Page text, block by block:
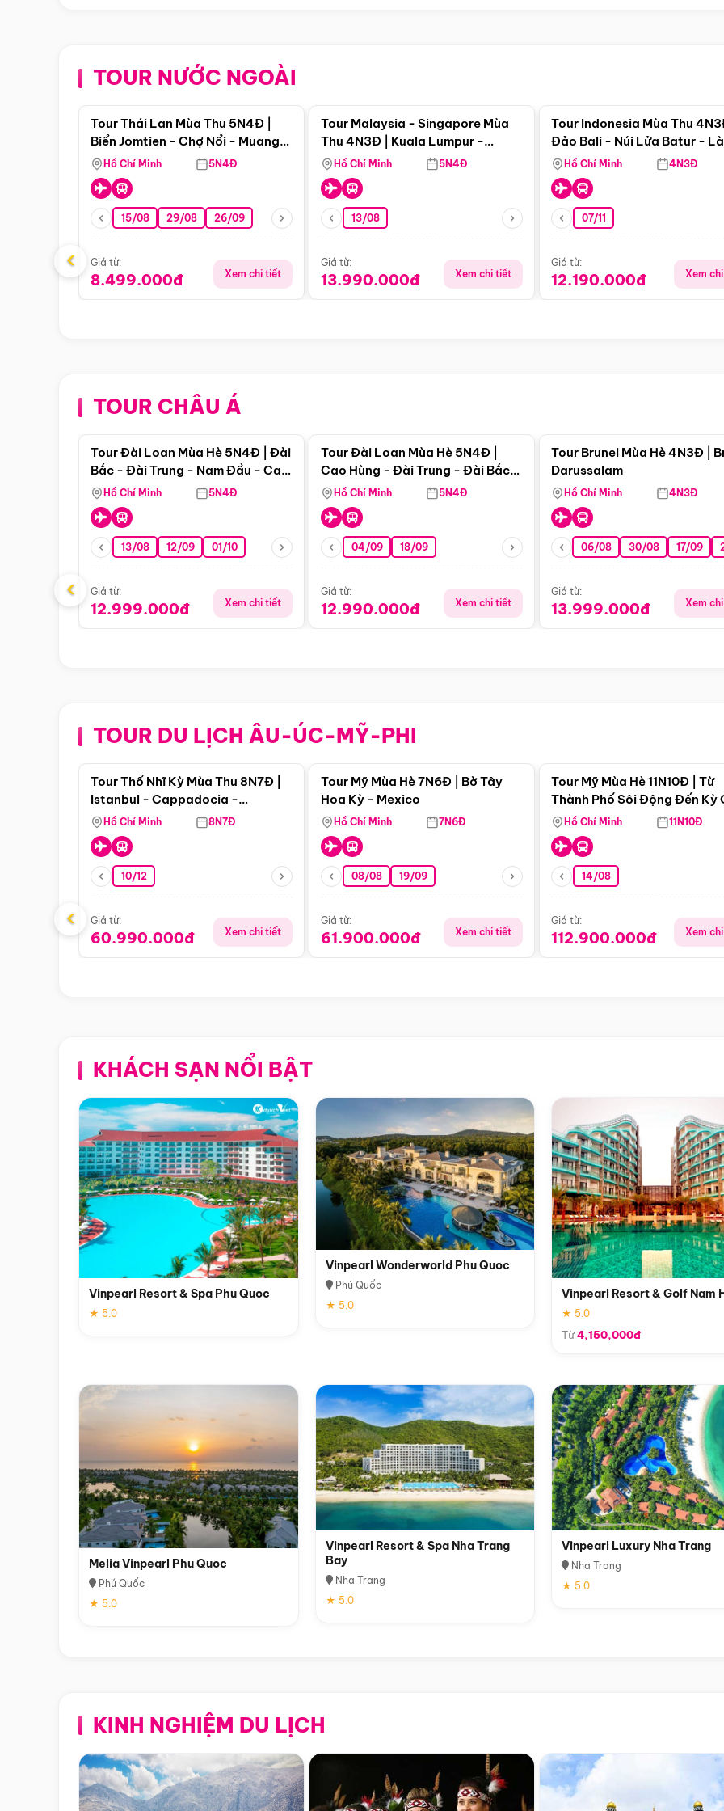
TOUR NƯỚC NGOÀI
Điểm nổi bật
Tour Thái Lan Mùa Thu 5N4Đ |
Biển Jomtien - Chợ Nổi - Muang
Boran - Suanthai
Hồ Chí Minh 5N4Đ
15/08 29/08 26/09
Giá từ:
8.499.000đ Xem chi tiết
Tour Malaysia - Singapore Mùa
Thu 4N3Đ | Kuala Lumpur -
Malacca - Johor Baru -
Singapore
Hồ Chí Minh 5N4Đ
13/08
Giá từ:
13.990.000đ Xem chi tiết
Tour Indonesia Mùa Thu
Đảo Bali - Núi Lửa Batur -
Penglipuran
Hồ Chí Minh 4N3Đ
07/11
Giá từ:
12.190.000đ Xem
‹
TOUR CHÂU ÁĐiểm nổi bật
Tour Đài Loan Mùa Hè 5N4Đ | Đài
Bắc - Đài Trung - Nam Đầu - Cao
Hùng ( Bay Vn)
Hồ Chí Minh 5N4Đ
13/08 12/09 01/10
Giá từ:
12.999.000đ Xem chi tiết
Tour Đài Loan Mùa Hè 5N4Đ |
Cao Hùng - Đài Trung - Đài Bắc
(Bay Vj)
Hồ Chí Minh 5N4Đ
04/09 18/09
Giá từ:
12.990.000đ Xem chi tiết
Tour Brunei Mùa Hè 4N3Đ |
Darussalam
Hồ Chí Minh 4N3Đ
06/08 30/08 17/09
Giá từ:
13.999.000đ Xem
‹
TOUR DU LỊCH ÂU-ÚC-MỸ-PHI
Điểm nổi bật
Tour Thổ Nhĩ Kỳ Mùa Thu 8N7Đ |
Istanbul - Cappadocia -
Pamukkale
Hồ Chí Minh 8N7Đ
10/12
Giá từ:
60.990.000đ Xem chi tiết
Tour Mỹ Mùa Hè 7N6Đ | Bờ Tây
Hoa Kỳ - Mexico
Hồ Chí Minh 7N6Đ
08/08 19/09
Giá từ:
61.900.000đ Xem chi tiết
Tour Mỹ Mùa Hè 11N10Đ | Từ
Thành Phố Sôi Động Đến Kỳ
Thiên Nhiên Mỹ
Hồ Chí Minh 11N10Đ
14/08
Giá từ:
112.900.000đ Xem
‹
KHÁCH SẠN NỔI BẬT
Vinpearl Resort & Spa Phu Quoc
★ 5.0
Vinpearl Wonderworld Phu Quoc
Phú Quốc
★ 5.0
Vinpearl Resort & Golf Nam
★ 5.0
Từ4,150,000đ
Melia Vinpearl Phu Quoc
Phú Quốc
★ 5.0
Vinpearl Resort & Spa Nha Trang
Bay
Nha Trang
★ 5.0
Vinpearl Luxury Nha Trang
Nha Trang
★ 5.0
KINH NGHIỆM DU LỊCH